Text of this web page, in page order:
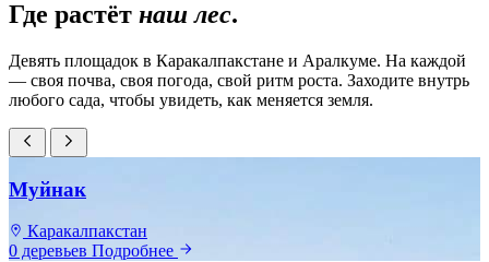
Где растёт наш лес.
Девять площадок в Каракалпакстане и Аралкуме. На каждой
— своя почва, своя погода, свой ритм роста. Заходите внутрь
любого сада, чтобы увидеть, как меняется земля.
Муйнак
Каракалпакстан
0 деревьев Подробнее